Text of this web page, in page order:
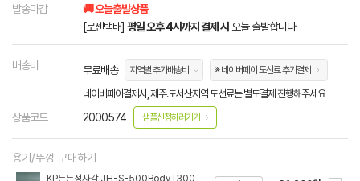
발송마감
🚚 오늘출발상품
[로젠택배] 평일 오후 4시까지 결제 시 오늘 출발합니다
배송비 무료배송 지역별 추가배송비 ※ 네이버페이 도선료 추가결제
네이버페이결제시, 제주.도서산지역 도선료는 별도결제 진행해주세요
상품코드 2000574 샘플신청하러가기
용기/뚜껑 구매하기
KP든든정사각 JH-S-500Body [300